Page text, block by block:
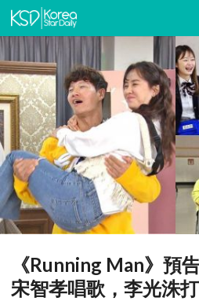
《Running Man》預
宋智孝唱歌，李光洙